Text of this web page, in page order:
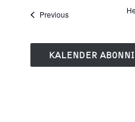
PreviousVeranstaltungen
KALENDER